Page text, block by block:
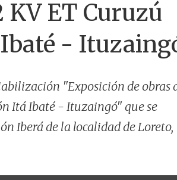
KV ET Curuzú
-
"Exposición de obras
Itá Ibaté - Ituzaingó" que se
Iberá de la localidad de Loreto,